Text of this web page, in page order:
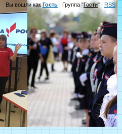
Вы вошли какГость | Группа "Гости" | RSS